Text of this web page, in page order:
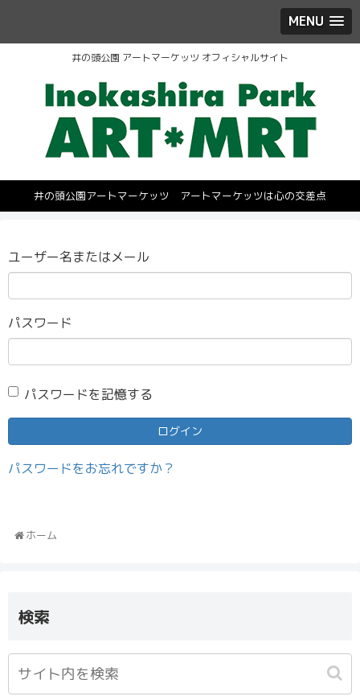
MENU
井の頭公園 アートマーケッツ オフィシャルサイト
井の頭公園アートマーケッツ アートマーケッツは心の交差点
ユーザー名またはメール
パスワード
パスワードを記憶する
パスワードをお忘れですか？
ホーム
検索